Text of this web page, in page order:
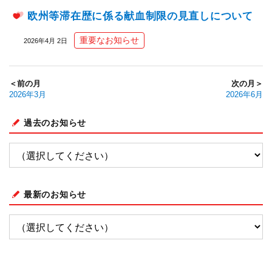
欧州等滞在歴に係る献血制限の見直しについて
2026年4月 2日 重要なお知らせ
＜前の月
2026年3月
次の月＞
2026年6月
過去のお知らせ
最新のお知らせ